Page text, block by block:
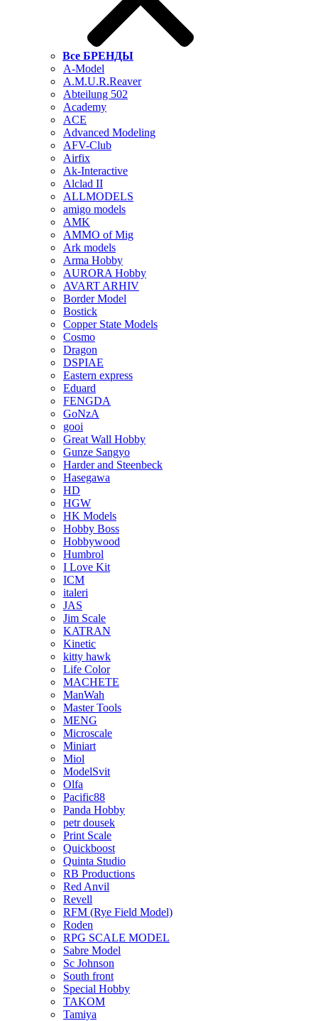
Все БРЕНДЫ
A-Model
A.M.U.R.Reaver
Abteilung 502
Academy
ACE
Advanced Modeling
AFV-Club
Airfix
Ak-Interactive
Alclad II
ALLMODELS
amigo models
AMK
AMMO of Mig
Ark models
Arma Hobby
AURORA Hobby
AVART ARHIV
Border Model
Bostick
Copper State Models
Cosmo
Dragon
DSPIAE
Eastern express
Eduard
FENGDA
GoNzA
gooi
Great Wall Hobby
Gunze Sangyo
Harder and Steenbeck
Hasegawa
HD
HGW
HK Models
Hobby Boss
Hobbywood
Humbrol
I Love Kit
ICM
italeri
JAS
Jim Scale
KATRAN
Kinetic
kitty hawk
Life Color
MACHETE
ManWah
Master Tools
MENG
Microscale
Miniart
Miol
ModelSvit
Olfa
Pacific88
Panda Hobby
petr dousek
Print Scale
Quickboost
Quinta Studio
RB Productions
Red Anvil
Revell
RFM (Rye Field Model)
Roden
RPG SCALE MODEL
Sabre Model
Sc Johnson
South front
Special Hobby
TAKOM
Tamiya